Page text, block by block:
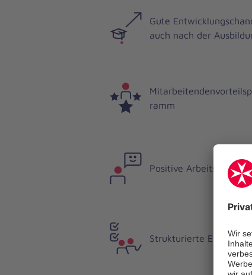
Gute
auch nach der
ramm
Positive
Strukturierte